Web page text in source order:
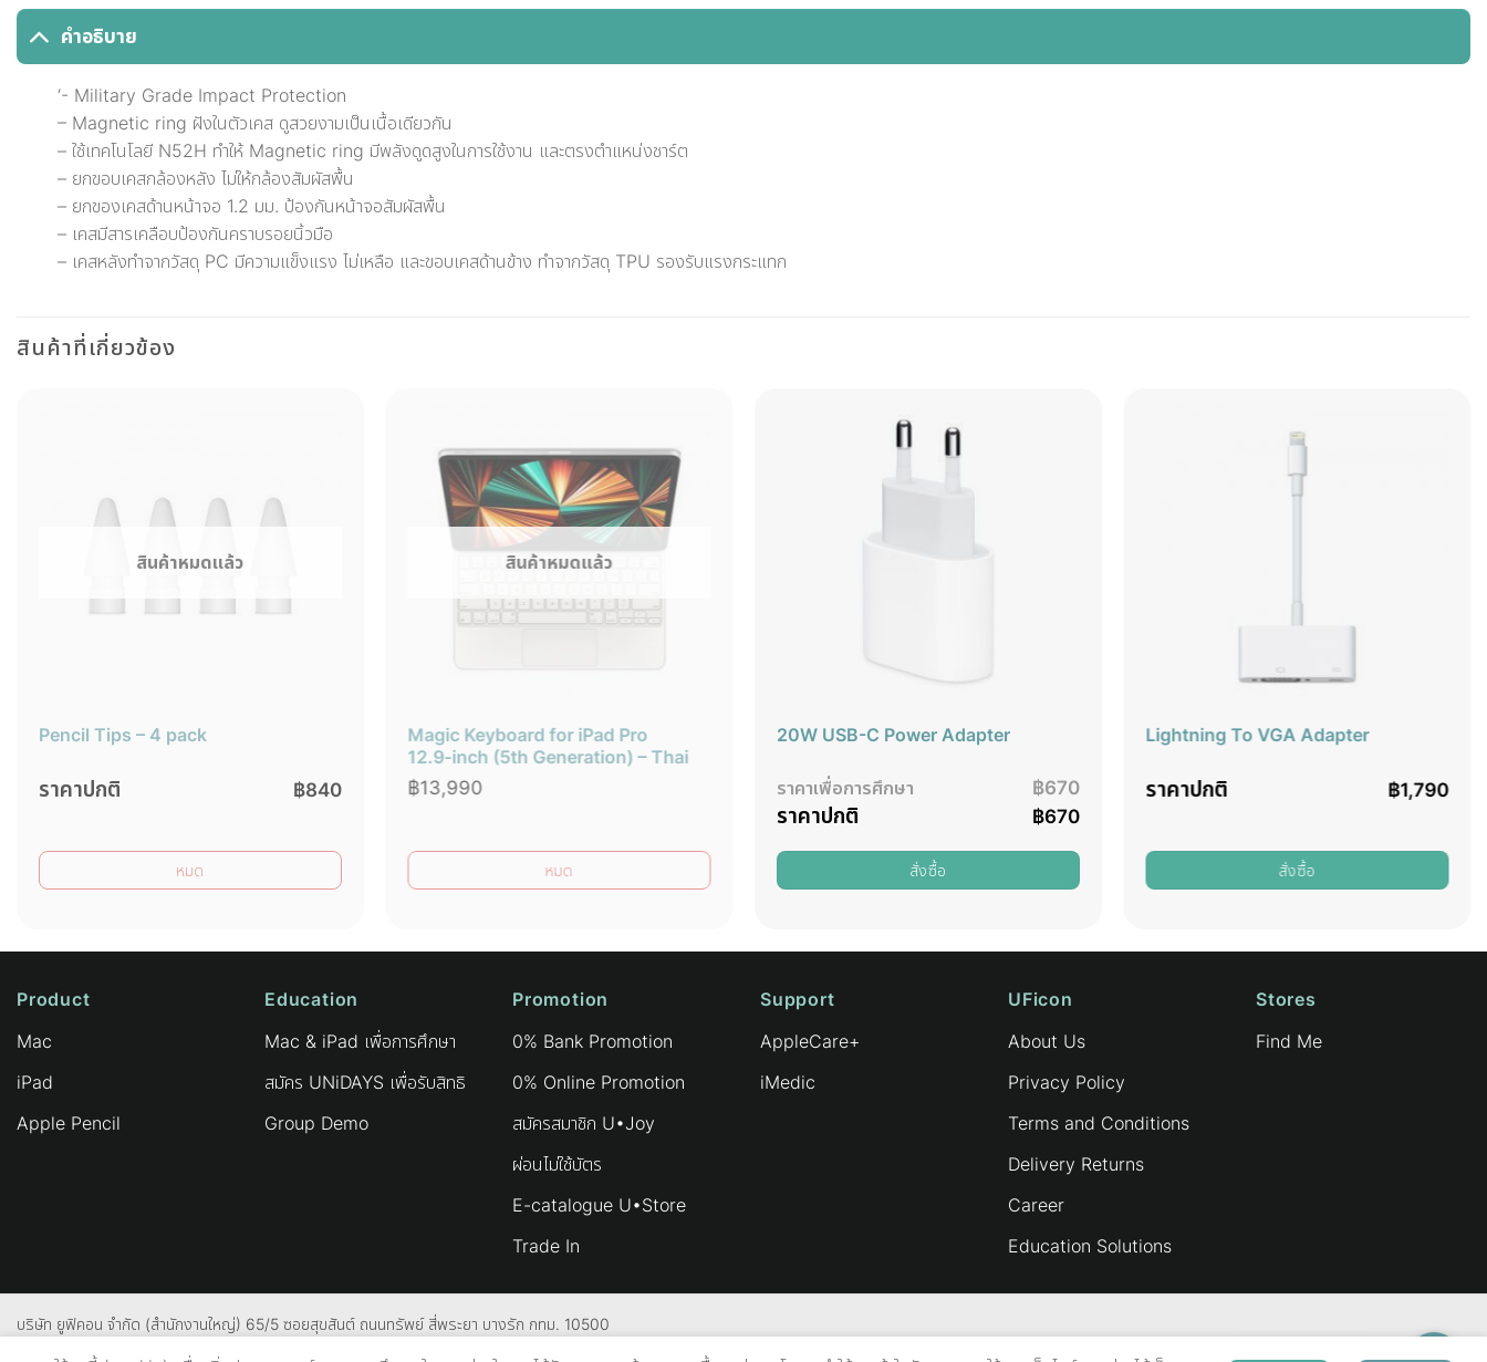
คำอธิบาย
‘- Military Grade Impact Protection
– Magnetic ring ฝังในตัวเคส ดูสวยงามเป็นเนื้อเดียวกัน
– ใช้เทคโนโลยี N52H ทำให้ Magnetic ring มีพลังดูดสูงในการใช้งาน และตรงตำแหน่งชาร์ต
– ยกขอบเคสกล้องหลัง ไม่ให้กล้องสัมผัสพื้น
– ยกของเคสด้านหน้าจอ 1.2 มม. ป้องกันหน้าจอสัมผัสพื้น
– เคสมีสารเคลือบป้องกันคราบรอยนิ้วมือ
– เคสหลังทำจากวัสดุ PC มีความแข็งแรง ไม่เหลือ และขอบเคสด้านข้าง ทำจากวัสดุ TPU รองรับแรงกระแทก
สินค้าที่เกี่ยวข้อง
สินค้าหมดแล้ว
Pencil Tips – 4 pack
ราคาปกติ ฿840
หมด
สินค้าหมดแล้ว
Magic Keyboard for iPad Pro
12.9‑inch (5th Generation) – Thai
฿13,990
หมด
20W USB-C Power Adapter
ราคาเพื่อการศึกษา ฿670
ราคาปกติ ฿670
สั่งซื้อ
Lightning To VGA Adapter
ราคาปกติ ฿1,790
สั่งซื้อ
Product
Mac
iPad
Apple Pencil
Education
Mac & iPad เพื่อการศึกษา
สมัคร UNiDAYS เพื่อรับสิทธิ
Group Demo
Promotion
0% Bank Promotion
0% Online Promotion
สมัครสมาชิก U•Joy
ผ่อนไม่ใช้บัตร
E-catalogue U•Store
Trade In
Support
AppleCare+
iMedic
UFicon
About Us
Privacy Policy
Terms and Conditions
Delivery Returns
Career
Education Solutions
Stores
Find Me
บริษัท ยูฟิคอน จํากัด (สํานักงานใหญ่) 65/5 ซอยสุขสันต์ ถนนทรัพย์ สี่พระยา บางรัก กทม. 10500